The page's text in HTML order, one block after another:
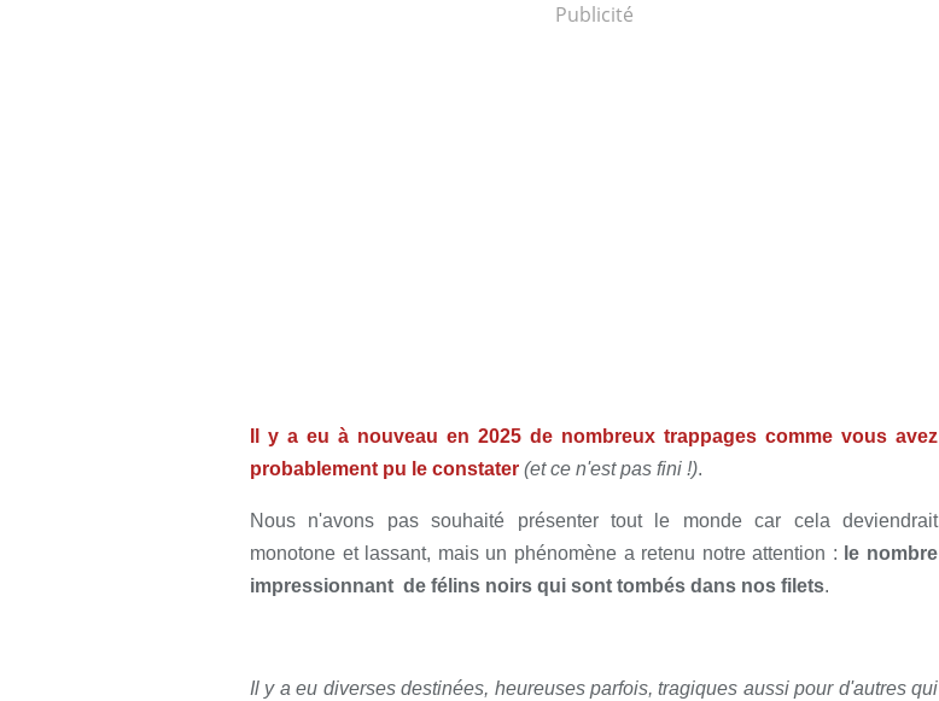
Publicité
Il y a eu à nouveau en 2025 de nombreux trappages comme vous avez
probablement pu le constater (et ce n'est pas fini !).
Nous n'avons pas souhaité présenter tout le monde car cela deviendrait
monotone et lassant, mais un phénomène a retenu notre attention : le nombre
impressionnant de félins noirs qui sont tombés dans nos filets.
Il y a eu diverses destinées, heureuses parfois, tragiques aussi pour d'autres qui